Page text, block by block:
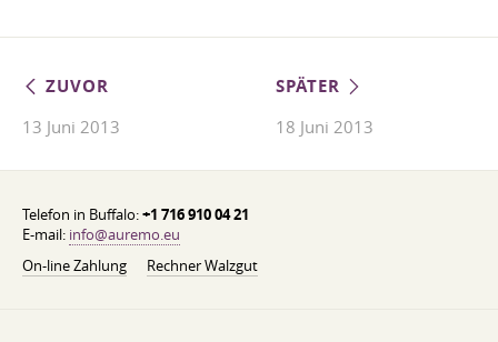
ZUVOR
13 Juni 2013
SPÄTER
18 Juni 2013
Telefon in Buffalo:+1 716 910 04 21
E-mail: info@auremo.eu
On-line Zahlung
Rechner Walzgut